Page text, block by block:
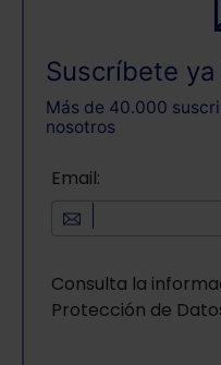
Suscríbete
Más de 40.000
nosotros
Email:
Consulta la
Protección de